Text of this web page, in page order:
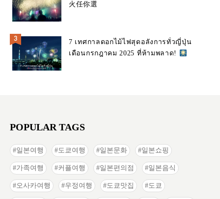
火任你選
7 เทศกาลดอกไม้ไฟสุดอลังการทั่วญี่ปุ่น
เดือนกรกฎาคม 2025 ที่ห้ามพลาด!
POPULAR TAGS
일본여행 도쿄여행 일본문화 일본쇼핑
가족여행 커플여행 일본편의점 일본음식
오사카여행 우정여행 도쿄맛집 도쿄